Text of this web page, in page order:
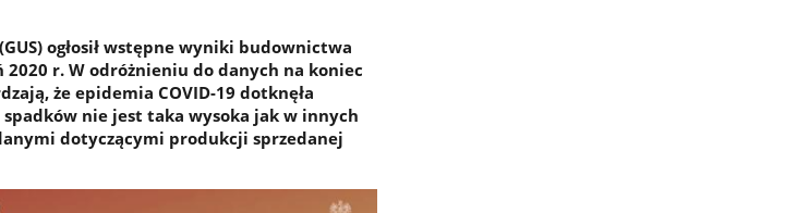
ogłosił wstępne wyniki budownictwa
r. W odróżnieniu do danych na koniec
że epidemia COVID-19 dotknęła
nie jest taka wysoka jak w innych
dotyczącymi produkcji sprzedanej